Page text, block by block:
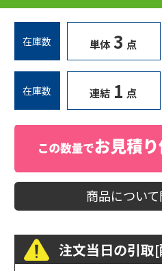
在庫数 単体 3 点
在庫数 連結 1 点
商品につい
注文当日の引取